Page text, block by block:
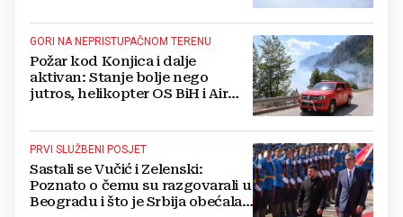
GORI NA NEPRISTUPAČNOM TERENU
Požar kod Konjica i dalje
aktivan: Stanje bolje nego
jutros, helikopter OS BiH i Air
PRVI SLUŽBENI POSJET
Sastali se Vučić i Zelenski:
Poznato o čemu su razgovarali u
Beogradu i što je Srbija obećala